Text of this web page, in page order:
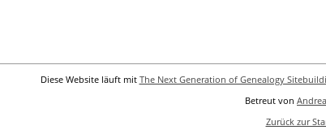
Diese Website läuft mit The Next Generation of Genealogy
Betreut von
Zurück zur